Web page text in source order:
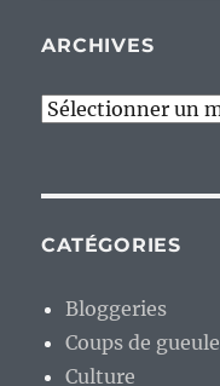
ARCHIVES
Archives
CATÉGORIES
Bloggeries
Coups de gueule
Culture